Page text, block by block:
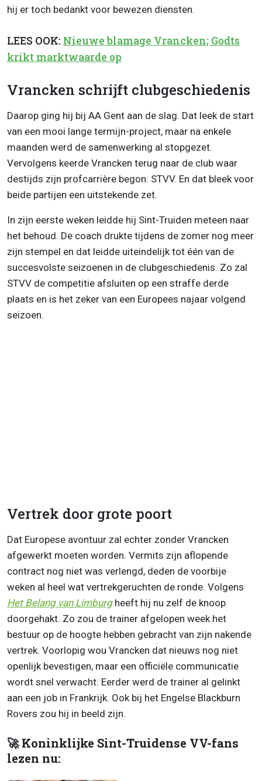
hij er toch bedankt voor bewezen diensten.
LEES OOK: Nieuwe blamage Vrancken; Godts
krikt marktwaarde op
Vrancken schrijft clubgeschiedenis
Daarop ging hij bij AA Gent aan de slag. Dat leek de start
van een mooi lange termijn-project, maar na enkele
maanden werd de samenwerking al stopgezet.
Vervolgens keerde Vrancken terug naar de club waar
destijds zijn profcarrière begon: STVV. En dat bleek voor
beide partijen een uitstekende zet.
In zijn eerste weken leidde hij Sint-Truiden meteen naar
het behoud. De coach drukte tijdens de zomer nog meer
zijn stempel en dat leidde uiteindelijk tot één van de
succesvolste seizoenen in de clubgeschiedenis. Zo zal
STVV de competitie afsluiten op een straffe derde
plaats en is het zeker van een Europees najaar volgend
seizoen.
Vertrek door grote poort
Dat Europese avontuur zal echter zonder Vrancken
afgewerkt moeten worden. Vermits zijn aflopende
contract nog niet was verlengd, deden de voorbije
weken al heel wat vertrekgeruchten de ronde. Volgens
Het Belang van Limburgheeft hij nu zelf de knoop
doorgehakt. Zo zou de trainer afgelopen week het
bestuur op de hoogte hebben gebracht van zijn nakende
vertrek. Voorlopig wou Vrancken dat nieuws nog niet
openlijk bevestigen, maar een officiële communicatie
wordt snel verwacht. Eerder werd de trainer al gelinkt
aan een job in Frankrijk. Ook bij het Engelse Blackburn
Rovers zou hij in beeld zijn.
🚀 Koninklijke Sint-Truidense VV-fans
lezen nu: